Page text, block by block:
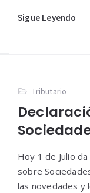
Sigue Leyendo
Tributario
Hoy 1 de Julio
sobre
las novedades y